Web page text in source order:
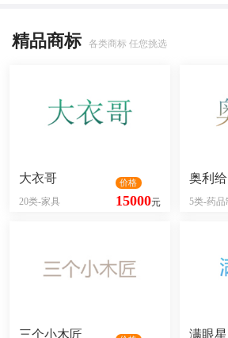
精品商标 各类商标 任您挑选
大衣哥
20类-家具 15000元
价格 奥利给
5类-药品
三个小木匠 满眼